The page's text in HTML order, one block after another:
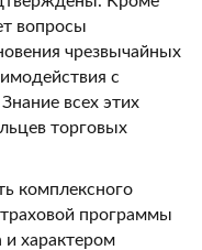
вопросы
чрезвычайных
с
всех этих
торговых
комплексного
программы
и характером